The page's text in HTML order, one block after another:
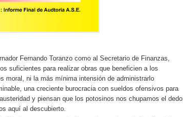
Fernando Toranzo como al Secretario de Finanzas,
suficientes para realizar obras que beneficien a los
moral, ni la más mínima intensión de administrarlo
una creciente burocracia con sueldos ofensivos para
y piensan que los potosinos nos chupamos el dedo
aquí al descubierto.